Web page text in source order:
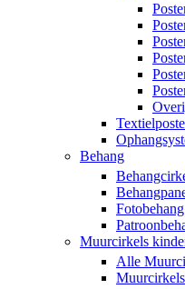
Behang
Fotobehang
Muurcirkels
Alle